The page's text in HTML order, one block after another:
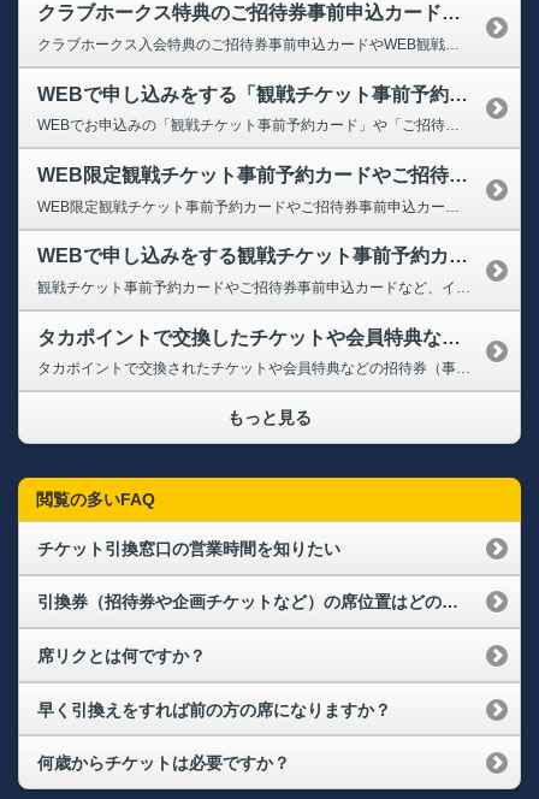
クラブホークス特典のご招待券事前申込カードや、WEB観戦招待券事前予約カードで申込をする際、無料で申し込めますか。
WEBで申し込みをする「観戦チケット事前予約カード」や「ご招待券事前申込カード」は、1枚で何枚申込ができますか。
WEBでお申込みの「観戦チケット事前予約カード」や「ご招待券事前申込カード」については、種類により申込可能な枚数が異なります。 恐れ入りますが、カード券面にてご確認ください。
WEB限定観戦チケット事前予約カードやご招待券事前申込カードに利用期限はありますか
WEBで申し込みをする観戦チケット事前予約カードやご招待券事前申込カードを同じものを複数持っているが、一緒に申し込みはできるか
観戦チケット事前予約カードやご招待券事前申込カードなど、インターネットで事前にお申込みいただく招待券については、一度に使用できるシリアルIDの数が招待券により異なります。 申込画面のシリアルID入力欄にてご確認ください。 ※種類の異なる（お申込みURLが異なる）招待券は同時にお申込みいただくことはできません。
タカポイントで交換したチケットや会員特典などの招待券（事前申込カード）、観戦チケット事前予約カードの購入状況や発券に必要な払込票番号がわからない
タカポイントで交換されたチケットや会員特典などの招待券（事前申込カード）、 観戦チケット事前予約カードの購入状況や発券に必要な払込票番号については、 タカチケットの購入履歴から確認いただくか、タカチケット専用ダイヤルへお問い合せください。 ⇒タカチケット購入履歴（会員特典招待券、ポイント交換チケット） ※会員番号とパスワードでログインしご確認ください 【タカチケット専用ダイヤル】 ...
もっと見る
閲覧の多いFAQ
チケット引換窓口の営業時間を知りたい
引換券（招待券や企画チケットなど）の席位置はどのように決まりますか？連席で取ることはできますか？
席リクとは何ですか？
早く引換えをすれば前の方の席になりますか？
何歳からチケットは必要ですか？